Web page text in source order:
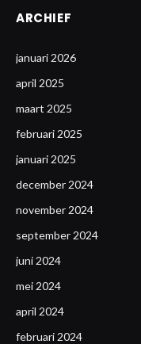
ARCHIEF
januari 2026
april 2025
maart 2025
februari 2025
januari 2025
december 2024
november 2024
september 2024
juni 2024
mei 2024
april 2024
februari 2024